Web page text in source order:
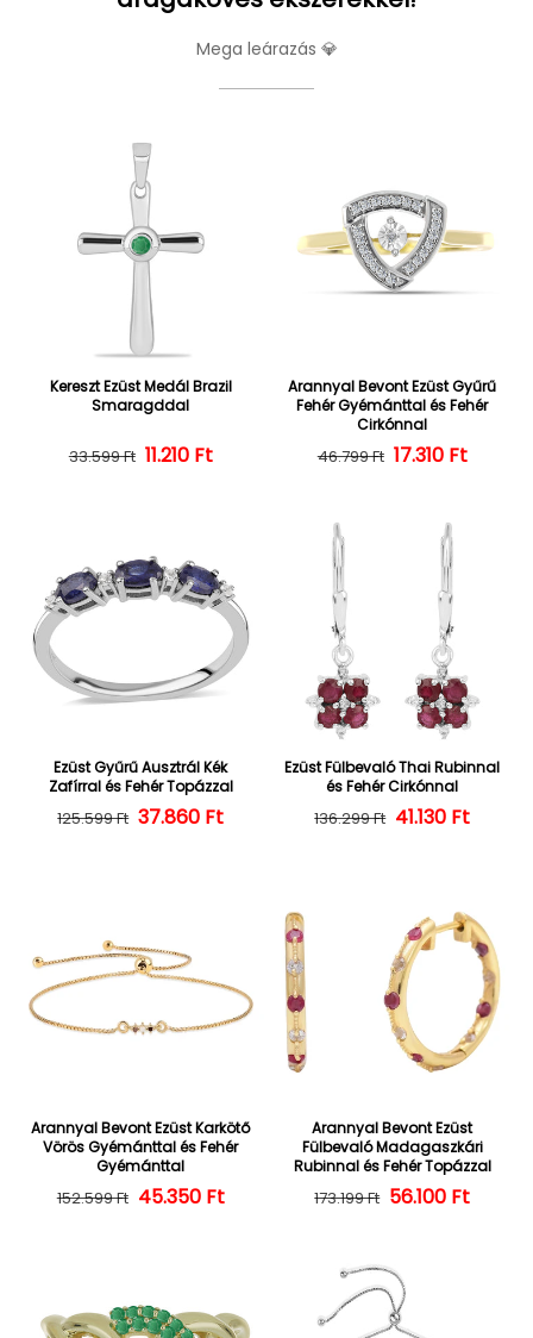
Mega leárazás 💎
Kereszt Ezüst Medál Brazil
Smaragddal
Normál ár
33.599 Ft Kedvezményes ár
11.210 Ft
Arannyal Bevont Ezüst Gyűrű
Fehér Gyémánttal és Fehér
Cirkónnal
Normál ár
46.799 Ft 17.310 Ft
Ezüst Gyűrű Ausztrál Kék
Zafírral és Fehér Topázzal
Normál ár
125.599 Ft Kedvezményes ár
37.860 Ft
Ezüst Fülbevaló Thai Rubinnal
és Fehér Cirkónnal
Normál ár
136.299 Ft 41.130 Ft
Arannyal Bevont Ezüst Karkötő
Vörös Gyémánttal és Fehér
Gyémánttal
Normál ár
152.599 Ft Kedvezményes ár
45.350 Ft
Arannyal Bevont Ezüst
Fülbevaló Madagaszkári
Rubinnal és Fehér Topázzal
Normál ár
173.199 Ft 56.100 Ft